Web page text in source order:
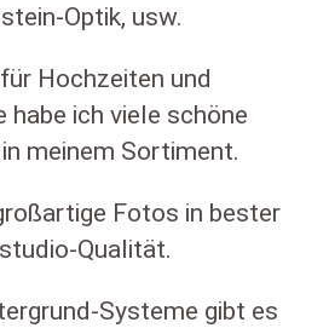
Optik, usw.
Hochzeiten und
habe ich viele schöne
meinem Sortiment.
Fotos in bester
Qualität.
Systeme gibt es